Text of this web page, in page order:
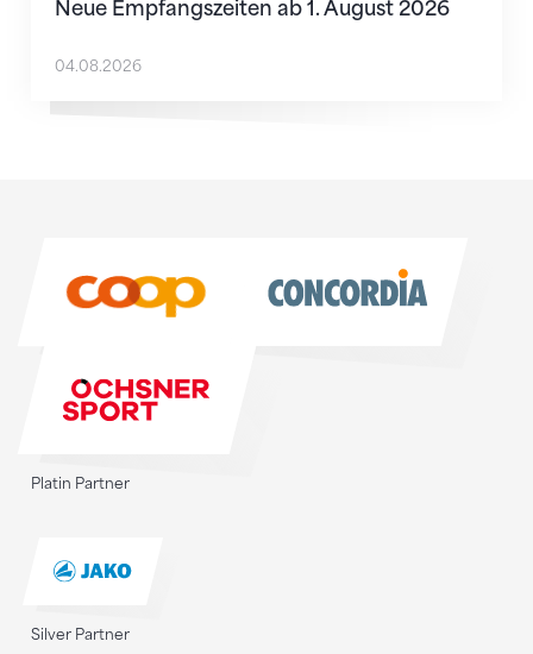
Neue Empfangszeiten ab 1. August 2026
04.08.2026
Platin Partner
Silver Partner